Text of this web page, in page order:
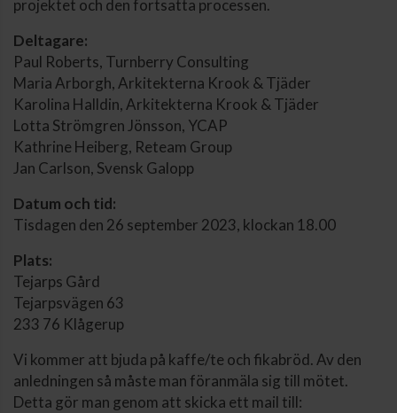
projektet och den fortsatta processen.
Deltagare:
Paul Roberts, Turnberry Consulting
Maria Arborgh, Arkitekterna Krook & Tjäder
Karolina Halldin, Arkitekterna Krook & Tjäder
Lotta Strömgren Jönsson, YCAP
Kathrine Heiberg, Reteam Group
Jan Carlson, Svensk Galopp
Datum och tid:
Tisdagen den 26 september 2023, klockan 18.00
Plats:
Tejarps Gård
Tejarpsvägen 63
233 76 Klågerup
Vi kommer att bjuda på kaffe/te och fikabröd. Av den
anledningen så måste man föranmäla sig till mötet.
Detta gör man genom att skicka ett mail till: